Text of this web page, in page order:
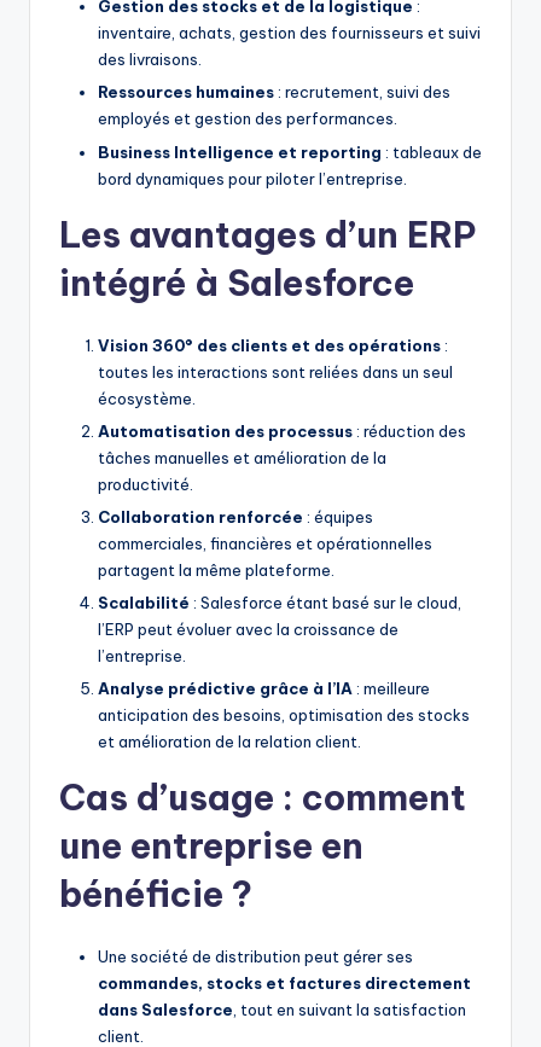
Gestion des stocks et de la logistique :
inventaire, achats, gestion des fournisseurs et suivi
des livraisons.
Ressources humaines : recrutement, suivi des
employés et gestion des performances.
Business Intelligence et reporting : tableaux de
bord dynamiques pour piloter l’entreprise.
Les avantages d’un ERP
intégré à Salesforce
Vision 360° des clients et des opérations :
toutes les interactions sont reliées dans un seul
écosystème.
Automatisation des processus : réduction des
tâches manuelles et amélioration de la
productivité.
Collaboration renforcée : équipes
commerciales, financières et opérationnelles
partagent la même plateforme.
Scalabilité : Salesforce étant basé sur le cloud,
l’ERP peut évoluer avec la croissance de
l’entreprise.
Analyse prédictive grâce à l’IA : meilleure
anticipation des besoins, optimisation des stocks
et amélioration de la relation client.
Cas d’usage : comment
une entreprise en
bénéficie ?
Une société de distribution peut gérer ses
commandes, stocks et factures directement
dans Salesforce , tout en suivant la satisfaction
client.